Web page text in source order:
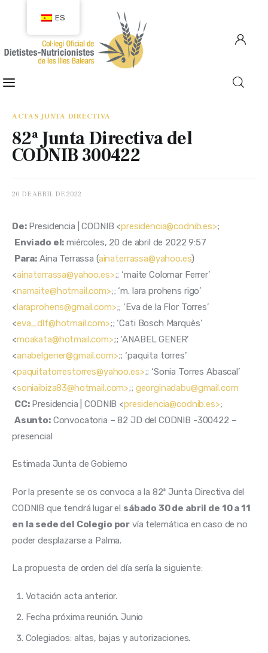
COLEGIADOS
EMPLEO
TRANSPARENCIA
ACTAS JUNTA DIRECTIVA
82ª Junta Directiva del
CODNIB 300422
20 DE ABRIL DE 2022
De: Presidencia | CODNIB <presidencia@codnib.es>;
Enviado el: miércoles, 20 de abril de 2022 9:57
Para: Aina Terrassa (ainaterrassa@yahoo.es)
<ainaterrassa@yahoo.es>;; ‘maite Colomar Ferrer’
<namaite@hotmail.com>;; ‘m. lara prohens rigo’
<laraprohens@gmail.com>;; ‘Eva de la Flor Torres’
<eva_dlf@hotmail.com>;; ‘Cati Bosch Marquès’
<moakata@hotmail.com>;; ‘ANABEL GENER’
<anabelgener@gmail.com>;; ‘paquita torres’
<paquitatorrestorres@yahoo.es>;; ‘Sonia Torres Abascal’
<soniaibiza83@hotmail.com>;; georginadabu@gmail.com
CC: Presidencia | CODNIB <presidencia@codnib.es>;
Asunto: Convocatoria – 82 JD del CODNIB -300422 –
presencial
Estimada Junta de Gobierno
Por la presente se os convoca a la 82ª Junta Directiva del
CODNIB que tendrá lugar el sábado 30 de abril de 10 a 11
en la sede del Colegio por vía telemática en caso de no
poder desplazarse a Palma.
La propuesta de orden del día sería la siguiente:
Votación acta anterior.
Fecha próxima reunión. Junio
Colegiados: altas, bajas y autorizaciones.
ES